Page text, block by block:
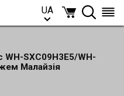
UA
SXC09H3E5/WH-
Малайзія